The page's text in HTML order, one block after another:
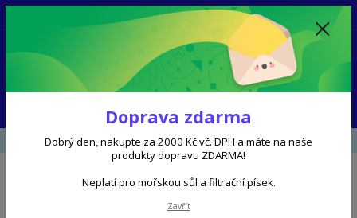
8 - 16 hod
0 Kč
KONTAKTY
Kontaktní informace
Doprava zdarma
Dobrý den, nakupte za 2000 Kč vč. DPH a máte na naše
produkty dopravu ZDARMA!
Neplatí pro mořskou sůl a filtrační písek.
Zavřít